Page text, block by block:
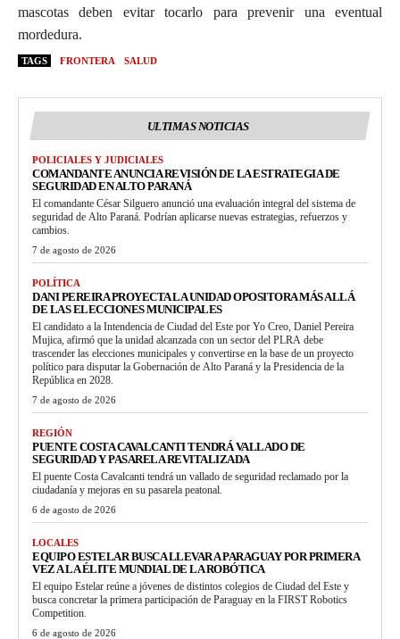
mascotas deben evitar tocarlo para prevenir una eventual
mordedura.
TAGS FRONTERA SALUD
ULTIMAS NOTICIAS
POLICIALES Y JUDICIALES
COMANDANTE ANUNCIA REVISIÓN DE LA ESTRATEGIA DE
SEGURIDAD EN ALTO PARANÁ
El comandante César Silguero anunció una evaluación integral del sistema de
seguridad de Alto Paraná. Podrían aplicarse nuevas estrategias, refuerzos y
cambios.
7 de agosto de 2026
POLÍTICA
DANI PEREIRA PROYECTA LA UNIDAD OPOSITORA MÁS ALLÁ
DE LAS ELECCIONES MUNICIPALES
El candidato a la Intendencia de Ciudad del Este por Yo Creo, Daniel Pereira
Mujica, afirmó que la unidad alcanzada con un sector del PLRA debe
trascender las elecciones municipales y convertirse en la base de un proyecto
político para disputar la Gobernación de Alto Paraná y la Presidencia de la
República en 2028.
7 de agosto de 2026
REGIÓN
PUENTE COSTA CAVALCANTI TENDRÁ VALLADO DE
SEGURIDAD Y PASARELA REVITALIZADA
El puente Costa Cavalcanti tendrá un vallado de seguridad reclamado por la
ciudadanía y mejoras en su pasarela peatonal.
6 de agosto de 2026
LOCALES
EQUIPO ESTELAR BUSCA LLEVAR A PARAGUAY POR PRIMERA
VEZ A LA ÉLITE MUNDIAL DE LA ROBÓTICA
El equipo Estelar reúne a jóvenes de distintos colegios de Ciudad del Este y
busca concretar la primera participación de Paraguay en la FIRST Robotics
Competition.
6 de agosto de 2026